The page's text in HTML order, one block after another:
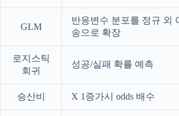
GLM
반응변수 분포를 정규 외
송으로 확장
로지스틱
회귀
성공/실패 확률 예측
승산비 X 1증가시 odds 배수